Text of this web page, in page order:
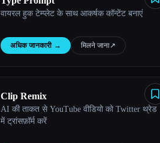
वायरल हुक टेम्प्लेट के साथ आकर्षक कॉन्टेंट बनाएं
अधिक जानकारी → मिलने जाना↗︎
Clip Remix
AI की ताकत से YouTube वीडियो को Twitter थ्रेड
में ट्रांसफ़ॉर्म करें